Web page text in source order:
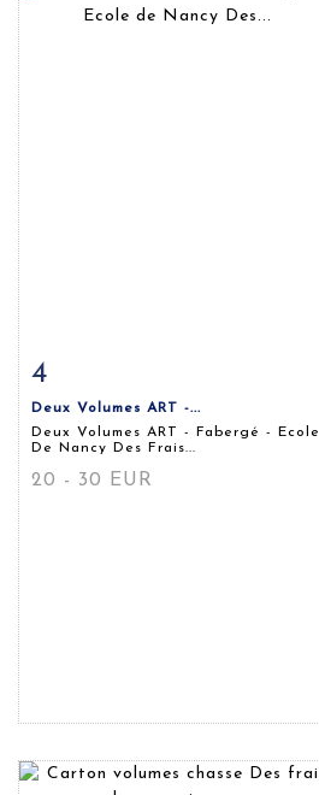
4
Deux Volumes ART -...
Deux Volumes ART - Fabergé - Ecole
De Nancy Des Frais...
20 - 30 EUR